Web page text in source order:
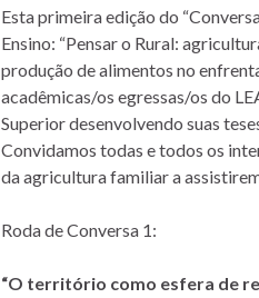
Esta primeira edição do
Ensino: “Pensar o Rural:
produção de alimentos no
acadêmicas/os egressas/os do
Superior desenvolvendo suas
Convidamos todas e todos os
da agricultura familiar a
Roda de Conversa 1:
“O território como esfera de